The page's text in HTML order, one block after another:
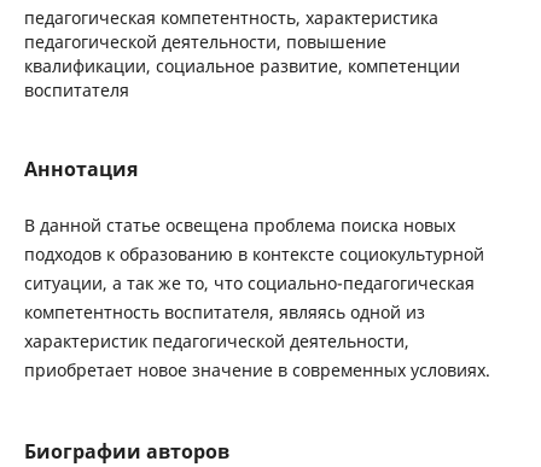
педагогическая компетентность, характеристика
педагогической деятельности, повышение
квалификации, социальное развитие, компетенции
воспитателя
Аннотация
В данной статье освещена проблема поиска новых
подходов к образованию в контексте социокультурной
ситуации, а так же то, что социально-педагогическая
компетентность воспитателя, являясь одной из
характеристик педагогической деятельности,
приобретает новое значение в современных условиях.
Биографии авторов